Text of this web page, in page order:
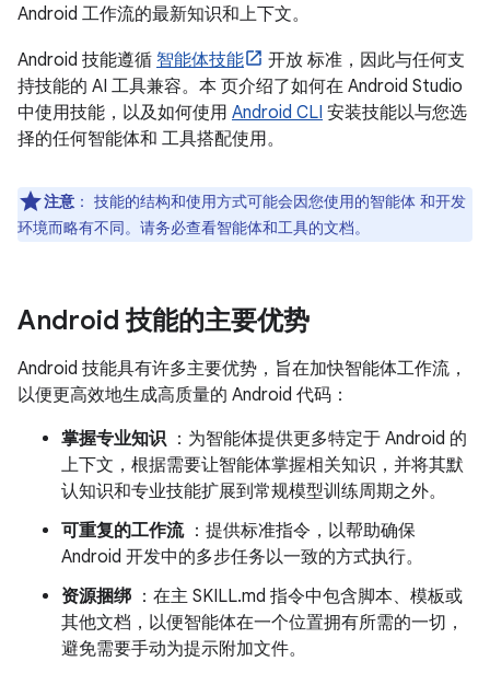
Android 工作流的最新知识和上下文。
Android 技能遵循 智能体技能
开放 标准，因此与任何支
持技能的 AI 工具兼容。本 页介绍了如何在 Android Studio
中使用技能，以及如何使用 Android CLI 安装技能以与您选
择的任何智能体和 工具搭配使用。
注意 ： 技能的结构和使用方式可能会因您使用的智能体 和开发
环境而略有不同。请务必查看智能体和工具的文档。
Android 技能的主要优势
Android 技能具有许多主要优势，旨在加快智能体工作流，
以便更高效地生成高质量的 Android 代码：
掌握专业知识：为智能体提供更多特定于 Android 的
上下文，根据需要让智能体掌握相关知识，并将其默
认知识和专业技能扩展到常规模型训练周期之外。
可重复的工作流：提供标准指令，以帮助确保
Android 开发中的多步任务以一致的方式执行。
资源捆绑 ：在主 SKILL.md 指令中包含脚本、模板或
其他文档，以便智能体在一个位置拥有所需的一切，
避免需要手动为提示附加文件。